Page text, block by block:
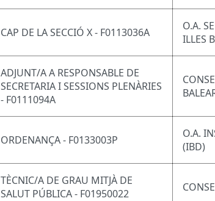
CAP DE LA SECCIÓ X - F0113036A
O.A.
ILLES
ADJUNT/A A RESPONSABLE DE
SECRETARIA I SESSIONS PLENÀRIES
- F0111094A
ORDENANÇA - F0133003P
O.A.
(IBD)
TÈCNIC/A DE GRAU MITJÀ DE
SALUT PÚBLICA - F01950022